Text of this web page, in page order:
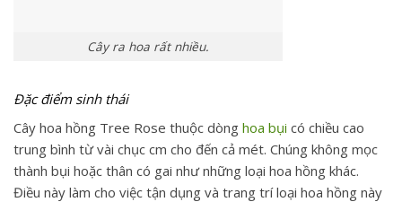
Cây ra hoa rất nhiều.
Đặc điểm sinh thái
Cây hoa hồng Tree Rose thuộc dòng hoa bụi có chiều cao
trung bình từ vài chục cm cho đến cả mét. Chúng không mọc
thành bụi hoặc thân có gai như những loại hoa hồng khác.
Điều này làm cho việc tận dụng và trang trí loại hoa hồng này